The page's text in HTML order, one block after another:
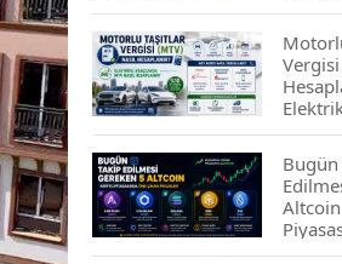
Vergisi
MTV
Borcu
Bugün
Çıkan